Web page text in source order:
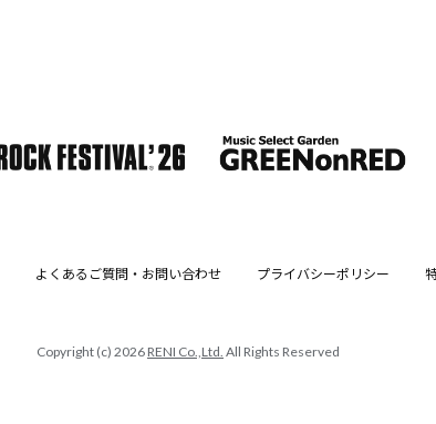
よくあるご質問・お問い合わせ プライバシーポリシー
Copyright (c) 2026 RENI Co.,Ltd. All Rights Reserved